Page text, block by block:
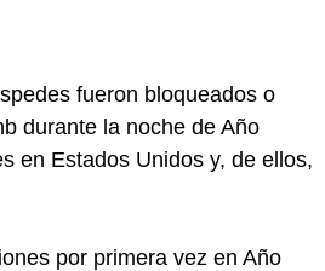
fueron bloqueados o
durante la noche de Año
en Estados Unidos y, de ellos,
por primera vez en Año